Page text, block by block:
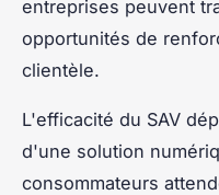
entreprises peuvent
opportunités de
clientèle.
L'efficacité du SAV
d'une solution
consommateurs